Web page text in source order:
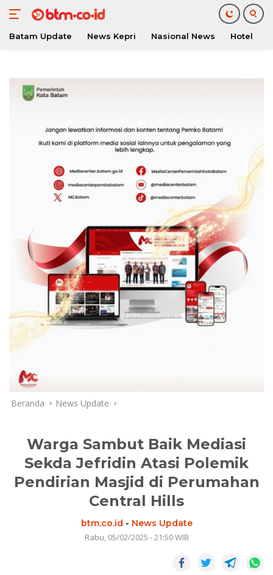
konten
Batam Update News Kepri Nasional News Hotel
Beranda News Update
Warga Sambut Baik Mediasi
Sekda Jefridin Atasi Polemik
Pendirian Masjid di Perumahan
Central Hills
btm.co.id - News Update
Rabu, 05/02/2025 - 21:50 WIB